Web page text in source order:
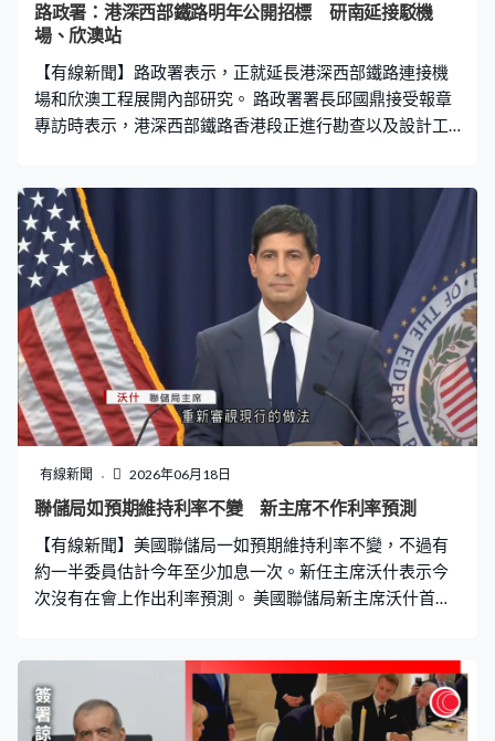
路政署：港深西部鐵路明年公開招標 研南延接駁機
場、欣澳站
【有線新聞】路政署表示，正就延長港深西部鐵路連接機
場和欣澳工程展開內部研究。 路政署署長邱國鼎接受報章
專訪時表示，港深西部鐵路香港段正進行勘查以及設計工
內部研究探討將鐵路南延接駁機場和現有鐵路，包括欣澳
站，將會在洪水橋站預留延長隧道，方便日後建設南延走
線。
有線新聞 2026年06月18日
聯儲局如預期維持利率不變 新主席不作利率預測
【有線新聞】美國聯儲局一如預期維持利率不變，不過有
約一半委員估計今年至少加息一次。新任主席沃什表示今
次沒有在會上作出利率預測。 美國聯儲局新主席沃什首次
過沃什「新官上任」表明有些事要有改變。沃什：「領導
層改變是自然及時的機會，重新審視現行的做法，考慮甚
麼做法最符合目標。我和聯儲局同事會緊密合作，甚麼變